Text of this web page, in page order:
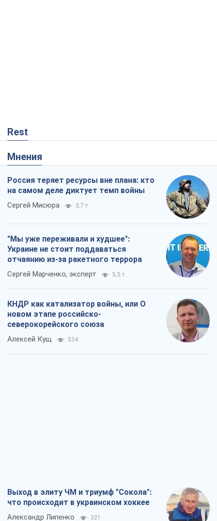
Rest
Мнения
Россия теряет ресурсы вне плана: кто
на самом деле диктует темп войны
Сергей Мисюра 3,7 т.
"Мы уже переживали и худшее":
Украине не стоит поддаваться
отчаянию из-за ракетного террора
Сергей Марченко, эксперт 5,5 т.
КНДР как катализатор войны, или О
новом этапе российско-
северокорейского союза
Алексей Кущ 534
Выход в элиту ЧМ и триумф "Сокола":
что происходит в украинском хоккее
Александр Липенко 321